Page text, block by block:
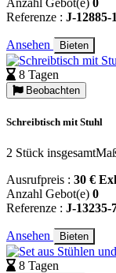
Referenze : J-12885-
Ansehen Bieten
8 Tagen
Beobachten
Schreibtisch mit Stuhl
2 Stück
Ausrufpreis : 30 €
Anzahl Gebot(e) 0
Referenze : J-13235-
Ansehen Bieten
8 Tagen